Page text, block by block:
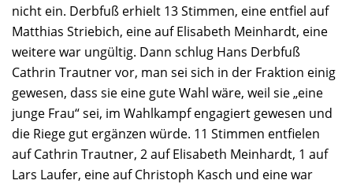
nicht ein. Derbfuß erhielt 13 Stimmen, eine entfiel auf
Matthias Striebich, eine auf Elisabeth Meinhardt, eine
weitere war ungültig. Dann schlug Hans Derbfuß
Cathrin Trautner vor, man sei sich in der Fraktion einig
gewesen, dass sie eine gute Wahl wäre, weil sie „eine
junge Frau“ sei, im Wahlkampf engagiert gewesen und
die Riege gut ergänzen würde. 11 Stimmen entfielen
auf Cathrin Trautner, 2 auf Elisabeth Meinhardt, 1 auf
Lars Laufer, eine auf Christoph Kasch und eine war